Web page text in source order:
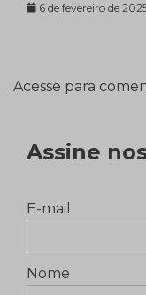
6 de fevereiro de
Acesse para
Assine
E-mail
Nome